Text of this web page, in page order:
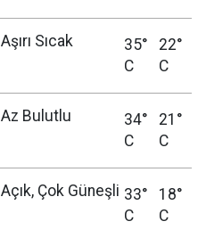
Aşırı Sıcak
35°
C
22°
C
Az Bulutlu
34°
C
21°
C
Açık, Çok Güneşli 33°
C
18°
C